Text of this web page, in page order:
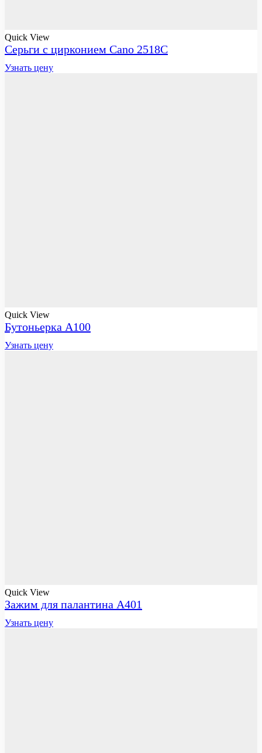
Quick View
Серьги с цирконием Cano 2518C
Узнать цену
Quick View
Бутоньерка A100
Узнать цену
Quick View
Зажим для палантина А401
Узнать цену